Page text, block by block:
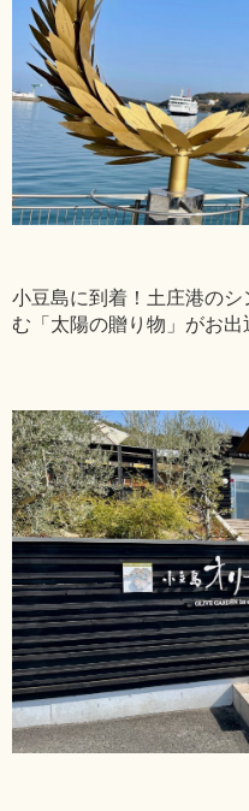
小豆島に到着！土庄港の
む「太陽の贈り物」がお出